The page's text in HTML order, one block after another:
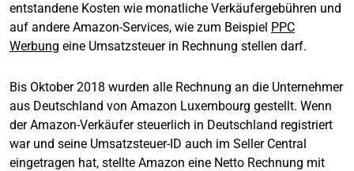
entstandene Kosten wie monatliche Verkäufergebühren und
auf andere Amazon-Services, wie zum Beispiel PPC
Werbung eine Umsatzsteuer in Rechnung stellen darf.
Bis Oktober 2018 wurden alle Rechnung an die Unternehmer
aus Deutschland von Amazon Luxembourg gestellt. Wenn
der Amazon-Verkäufer steuerlich in Deutschland registriert
war und seine Umsatzsteuer-ID auch im Seller Central
eingetragen hat, stellte Amazon eine Netto Rechnung mit